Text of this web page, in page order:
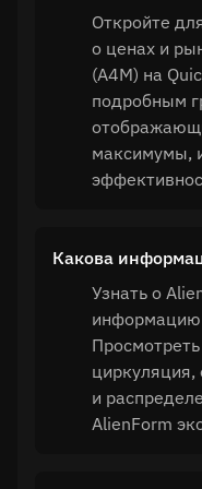
Откройте
о ценах и
(A4M) на
подробным
максимумы,
Какова
Узнать о
информацию
циркуляция,
и
AlienForm